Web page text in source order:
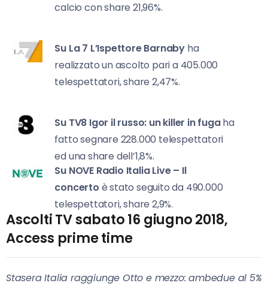
calcio con share 21,96%.
Su La 7 L’Ispettore Barnaby ha
realizzato un ascolto pari a 405.000
telespettatori, share 2,47%.
Su TV8 Igor il russo: un killer in fugaha
fatto segnare 228.000 telespettatori
ed una share dell’1,8%.
Su NOVE Radio Italia Live – Il
concerto è stato seguito da 490.000
telespettatori, share 2,9%.
Ascolti TV sabato 16 giugno 2018,
Access prime time
Stasera Italia raggiunge Otto e mezzo: ambedue al 5%